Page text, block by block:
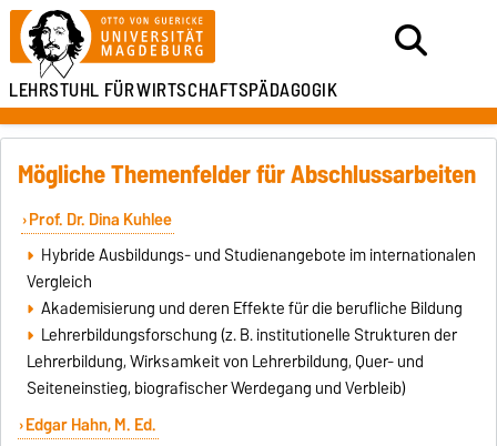
LEHRSTUHL FÜRWIRTSCHAFTSPÄDAGOGIK
Mögliche Themenfelder für Abschlussarbeiten
Prof. Dr. Dina Kuhlee
Hybride Ausbildungs- und Studienangebote im internationalen
Vergleich
Akademisierung und deren Effekte für die berufliche Bildung
Lehrerbildungsforschung (z. B. institutionelle Strukturen der
Lehrerbildung, Wirksamkeit von Lehrerbildung, Quer- und
Seiteneinstieg, biografischer Werdegang und Verbleib)
Edgar Hahn, M. Ed.